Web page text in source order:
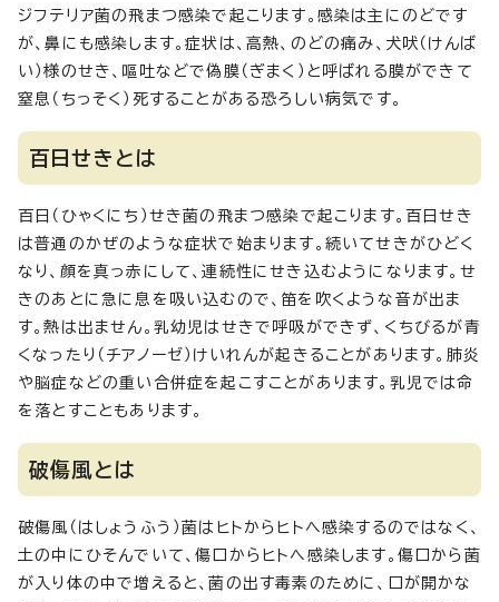
ジフテリア菌の飛まつ感染で起こります。感染は主にのどです
が、鼻にも感染します。症状は、高熱、のどの痛み、犬吠（けんば
い）様のせき、嘔吐などで偽膜（ぎまく）と呼ばれる膜ができて
窒息（ちっそく）死することがある恐ろしい病気です。
百日せきとは
百日（ひゃくにち）せき菌の飛まつ感染で起こります。百日せき
は普通のかぜのような症状で始まります。続いてせきがひどく
なり、顔を真っ赤にして、連続性にせき込むようになります。せ
きのあとに急に息を吸い込むので、笛を吹くような音が出ま
す。熱は出ません。乳幼児はせきで呼吸ができず、くちびるが青
くなったり（チアノーゼ）けいれんが起きることがあります。肺炎
や脳症などの重い合併症を起こすことがあります。乳児では命
を落とすこともあります。
破傷風とは
破傷風（はしょうふう）菌はヒトからヒトへ感染するのではなく、
土の中にひそんでいて、傷口からヒトへ感染します。傷口から菌
が入り体の中で増えると、菌の出す毒素のために、口が開かな